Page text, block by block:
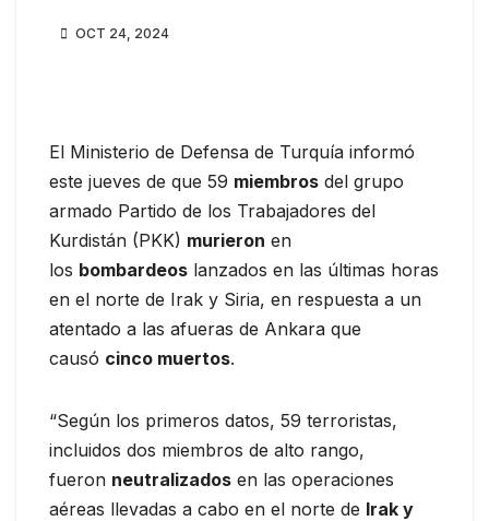
OCT 24, 2024
El Ministerio de Defensa de Turquía informó
este jueves de que 59 miembros del grupo
armado Partido de los Trabajadores del
Kurdistán (PKK) murieron en
los bombardeos lanzados en las últimas horas
en el norte de Irak y Siria, en respuesta a un
atentado a las afueras de Ankara que
causó cinco muertos.
“Según los primeros datos, 59 terroristas,
incluidos dos miembros de alto rango,
fueron neutralizados en las operaciones
aéreas llevadas a cabo en el norte de Irak y